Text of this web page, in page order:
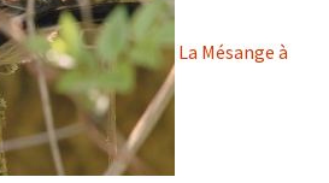
La Mésange à